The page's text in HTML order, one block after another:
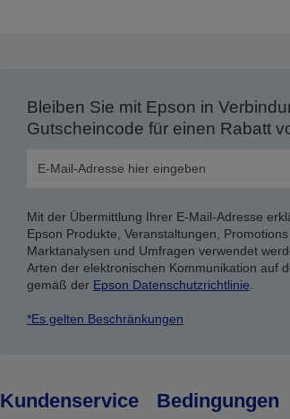
Bleiben Sie mit Epson in
Gutscheincode für einen Rabatt
Mit der Übermittlung Ihrer E-Mail-Adresse
Epson Produkte, Veranstaltungen,
Marktanalysen und Umfragen verwendet
Arten der elektronischen Kommunikation auf
gemäß der Epson Datenschutzrichtlinie
*Es gelten Beschränkungen
Kundenservice Bedingungen